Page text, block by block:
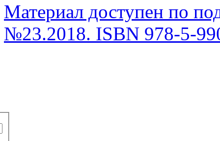
Материал доступен по
№23.2018. ISBN 978-5-